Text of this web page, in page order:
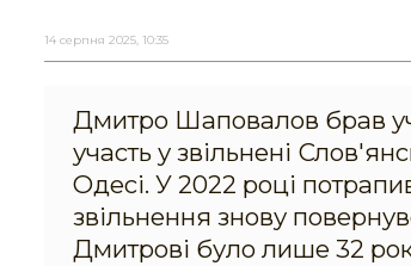
14 серпня 2025, 10:35
Дмитро Шаповалов брав
участь у звільнені
Одесі. У 2022 році
звільнення знову
Дмитрові було лише 32